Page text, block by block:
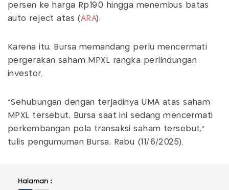
persen ke harga Rp190 hingga menembus batas
auto reject atas (ARA).
Karena itu, Bursa memandang perlu mencermati
pergerakan saham MPXL rangka perlindungan
investor.
"Sehubungan dengan terjadinya UMA atas saham
MPXL tersebut, Bursa saat ini sedang mencermati
perkembangan pola transaksi saham tersebut,"
tulis pengumuman Bursa, Rabu (11/6/2025).
Halaman :